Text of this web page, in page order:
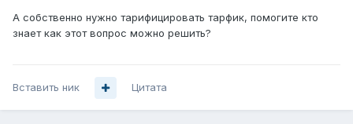
А собственно нужно тарифицировать тарфик, помогите кто
знает как этот вопрос можно решить?
Вставить ник Цитата